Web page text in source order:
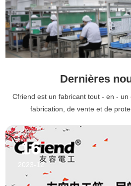
Dernières
Cfriend est un fabricant tout - en - un
fabrication, de vente et de
16
2023-12